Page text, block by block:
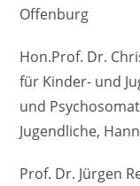
Offenburg
Hon.Prof. Dr.
für Kinder- und
und
Jugendliche,
Prof. Dr. Jürgen